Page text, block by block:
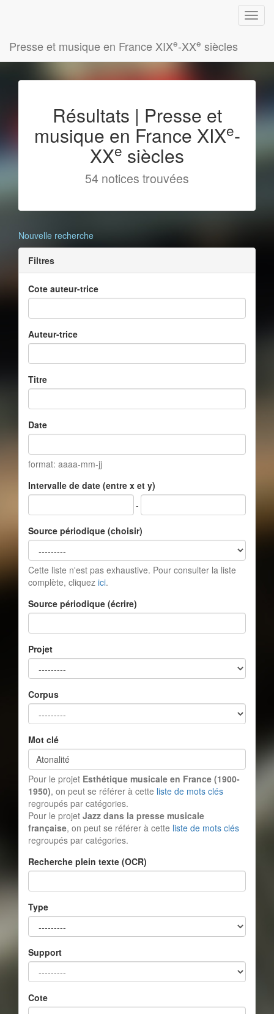
Presse et musique en France XIXe-XXe siècles
Résultats | Presse et
musique en France XIXe-
XXe siècles
54 notices trouvées
Nouvelle recherche
Filtres
Cote auteur-trice
Auteur-trice
Titre
Date
format: aaaa-mm-jj
Intervalle de date (entre x et y)
-
Source périodique (choisir)
Cette liste n'est pas exhaustive. Pour consulter la liste
complète, cliquez ici.
Source périodique (écrire)
Projet
Corpus
Mot clé
Pour le projet Esthétique musicale en France (1900-
1950), on peut se référer à cette liste de mots clés
regroupés par catégories.
Pour le projet Jazz dans la presse musicale
française, on peut se référer à cette liste de mots clés
regroupés par catégories.
Recherche plein texte (OCR)
Type
Support
Cote